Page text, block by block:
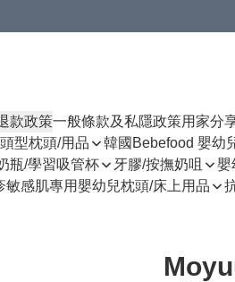
款政策一般條款及私隱政策用家分
型枕頭/用品 韓國Bebefood 嬰幼
瓶/學習吸管杯 牙膠/按撫奶咀 嬰
敏感肌專用嬰幼兒枕頭/床上用品